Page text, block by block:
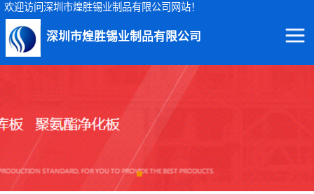
欢迎访问深圳市煌胜锡业制品有限公司网站！
深圳市煌胜锡业制品有限公司
回收锡条
回收锡膏